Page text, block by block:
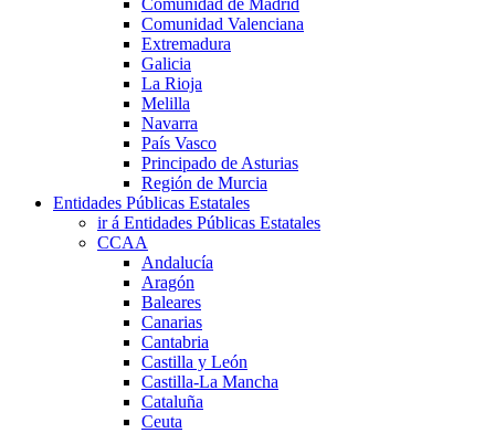
Comunidad Valenciana
Extremadura
Galicia
La Rioja
Melilla
Navarra
País Vasco
Principado de Asturias
Región de Murcia
Entidades Públicas Estatales
ir á Entidades Públicas Estatales
CCAA
Andalucía
Aragón
Baleares
Canarias
Cantabria
Castilla y León
Castilla-La Mancha
Cataluña
Ceuta